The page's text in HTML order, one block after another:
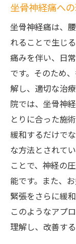
鍼灸が
プ
丸亀市
専門
鍼灸院
症状別
鍼灸治
伝統と現代
らげる
古くか
丸亀市
坐骨神
現代技
坐骨神経痛へ
坐骨神経痛は、
れることで生じ
痛みを伴い、日
です。そのため
解し、適切な治
院では、坐骨神
とりに合った施
緩和するだけで
な方法とされて
ことで、神経の
能です。また、
緊張をさらに緩
このようなアプ
理解し、改善す